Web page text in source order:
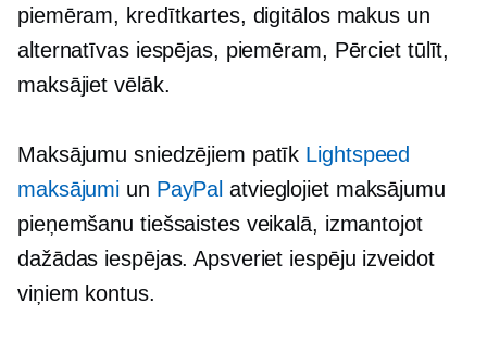
piemēram, kredītkartes, digitālos makus un
alternatīvas iespējas, piemēram, Pērciet tūlīt,
maksājiet vēlāk.
Maksājumu sniedzējiem patīk Lightspeed
maksājumi un PayPal atvieglojiet maksājumu
pieņemšanu tiešsaistes veikalā, izmantojot
dažādas iespējas. Apsveriet iespēju izveidot
viņiem kontus.